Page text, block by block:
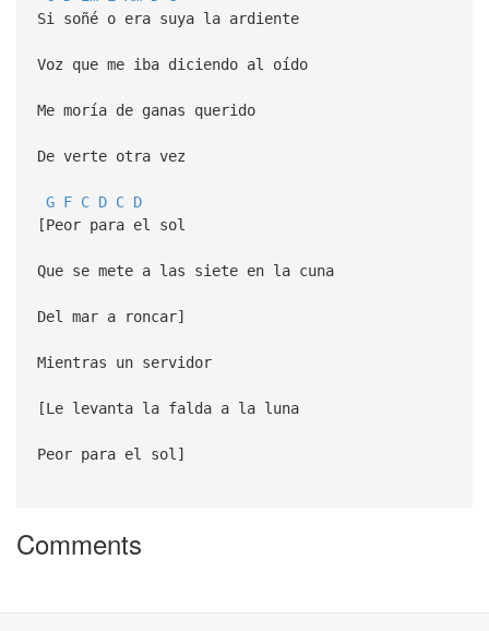
Si soñé o era suya la ardiente
Voz que me iba diciendo al oído
Me moría de ganas querido
De verte otra vez
G F C D C D
[Peor para el sol
Que se mete a las siete en la cuna
Del mar a roncar]
Mientras un servidor
[Le levanta la falda a la luna
Peor para el sol]
Comments